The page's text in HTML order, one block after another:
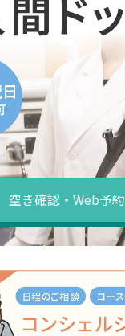
空き確認・Web予約